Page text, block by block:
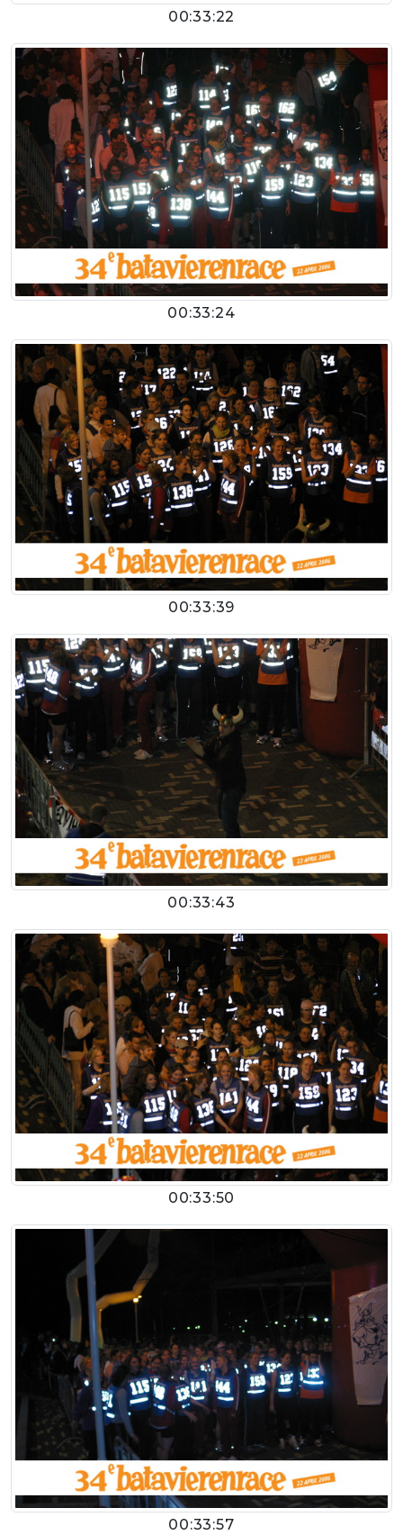
00:33:22
00:33:24
00:33:39
00:33:43
00:33:50
00:33:57